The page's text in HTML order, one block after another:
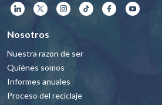
Nosotros
Nuestra razon de ser
Quiénes somos
Informes anuales
Proceso del reciclaje